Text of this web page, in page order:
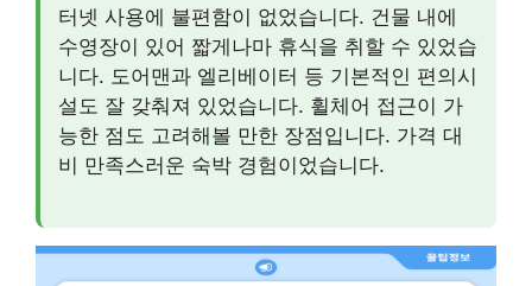
터넷 사용에 불편함이 없었습니다. 건물 내에
수영장이 있어 짧게나마 휴식을 취할 수 있었습
니다. 도어맨과 엘리베이터 등 기본적인 편의시
설도 잘 갖춰져 있었습니다. 휠체어 접근이 가
능한 점도 고려해볼 만한 장점입니다. 가격 대
비 만족스러운 숙박 경험이었습니다.